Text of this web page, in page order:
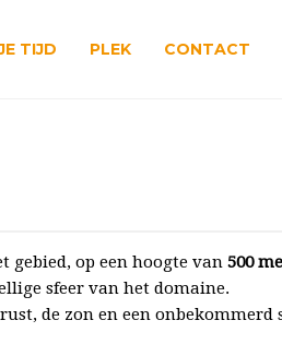
TIJD PLEK CONTACT
gebied, op een hoogte van 500
sfeer van het domaine.
de zon en een